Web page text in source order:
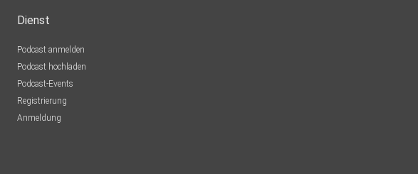
Dienst
Podcast anmelden
Podcast hochladen
Podcast-Events
Registrierung
Anmeldung